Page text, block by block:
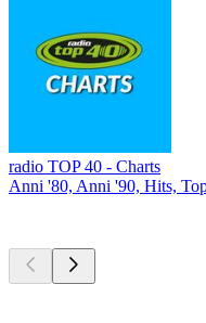
radio TOP 40 - Charts
Anni '80, Anni '90, Hits,